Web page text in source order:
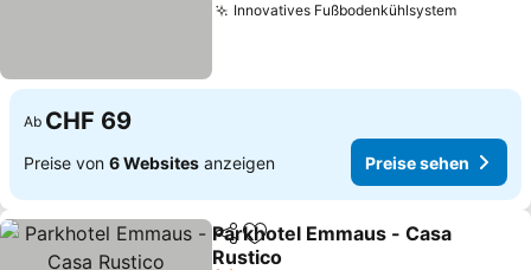
Innovatives Fußbodenkühlsystem
Ab CHF 69
Preise von 6 Websites anzeigen Preise sehen
TeilenZu Favoriten hinzufügen
Parkhotel Emmaus - Casa
Rustico